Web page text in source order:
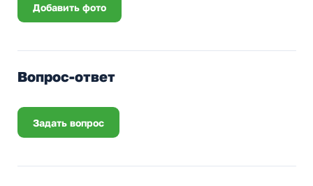
Добавить фото
Вопрос-ответ
Задать вопрос